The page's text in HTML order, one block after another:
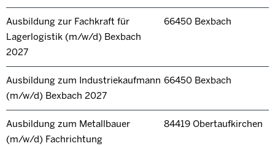
Ausbildung zur Fachkraft für
Lagerlogistik (m/w/d) Bexbach
2027
66450 Bexbach
Ausbildung zum Industriekaufmann
(m/w/d) Bexbach 2027
66450 Bexbach
Ausbildung zum Metallbauer
(m/w/d) Fachrichtung
84419 Obertaufkirchen